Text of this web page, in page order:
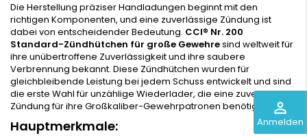
perm_identity
Anmelden
Die Herstellung präziser Handladungen beginnt mit den
richtigen Komponenten, und eine zuverlässige Zündung ist
dabei von entscheidender Bedeutung. CCI® Nr. 200
Standard-Zündhütchen für große Gewehresind weltweit für
ihre unübertroffene Zuverlässigkeit und ihre saubere
Verbrennung bekannt. Diese Zündhütchen wurden für
gleichbleibende Leistung bei jedem Schuss entwickelt und sind
die erste Wahl für unzählige Wiederlader, die eine zuverlässige
Zündung für ihre Großkaliber-Gewehrpatronen benötigen.
Hauptmerkmale: